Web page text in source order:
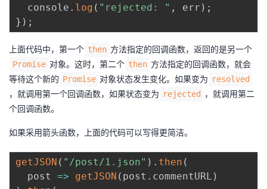
  console
. log ( "rejected: " , err ) ;
} ) ;
上面代码中，第一个 then 方法指定的回调函数，返回的是另一个
Promise 对象。这时，第二个 then 方法指定的回调函数，就会
等待这个新的 Promise 对象状态发生变化。如果变为 resolved
，就调用第一个回调函数，如果状态变为 rejected
，就调用第二
个回调函数。
如果采用箭头函数，上面的代码可以写得更简洁。
getJSON ( "/post/1.json" ) . then (
post
=> getJSON ( post . commentURL )